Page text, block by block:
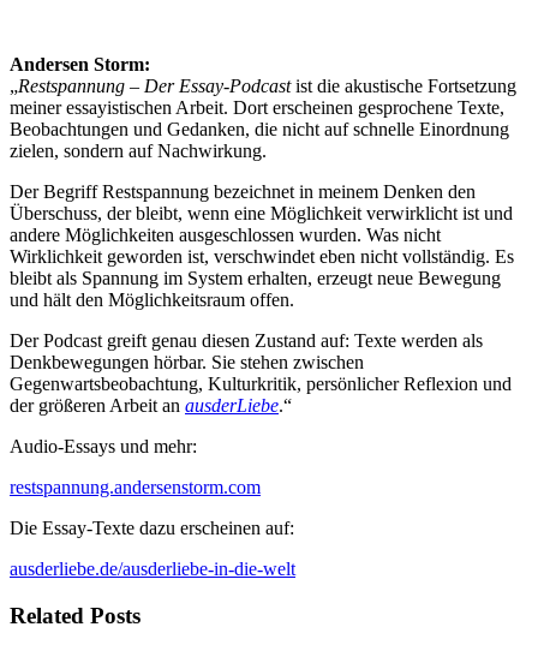
Andersen Storm:
„Restspannung – Der Essay-Podcastist die akustische Fortsetzung
meiner essayistischen Arbeit. Dort erscheinen gesprochene Texte,
Beobachtungen und Gedanken, die nicht auf schnelle Einordnung
zielen, sondern auf Nachwirkung.
Der Begriff Restspannung bezeichnet in meinem Denken den
Überschuss, der bleibt, wenn eine Möglichkeit verwirklicht ist und
andere Möglichkeiten ausgeschlossen wurden. Was nicht
Wirklichkeit geworden ist, verschwindet eben nicht vollständig. Es
bleibt als Spannung im System erhalten, erzeugt neue Bewegung
und hält den Möglichkeitsraum offen.
Der Podcast greift genau diesen Zustand auf: Texte werden als
Denkbewegungen hörbar. Sie stehen zwischen
Gegenwartsbeobachtung, Kulturkritik, persönlicher Reflexion und
der größeren Arbeit an ausderLiebe.“
Audio-Essays und mehr:
restspannung.andersenstorm.com
Die Essay-Texte dazu erscheinen auf:
ausderliebe.de/ausderliebe-in-die-welt
Related Posts